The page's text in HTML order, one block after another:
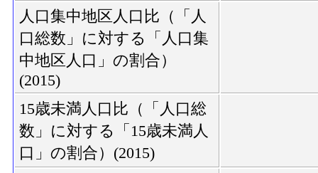
人口集中地区人口比（「人
口総数」に対する「人口集
中地区人口」の割合）
(2015)
15歳未満人口比（「人口総
数」に対する「15歳未満人
口」の割合）(2015)